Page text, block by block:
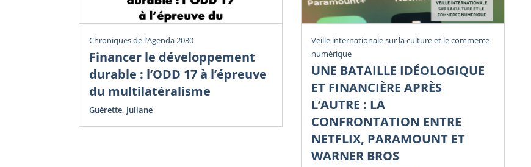
Chroniques de l’Agenda 2030
Financer le développement
durable : l’ODD 17 à l’épreuve
du multilatéralisme
Guérette, Juliane
Veille internationale sur la culture et le commerce
numérique
UNE BATAILLE IDÉOLOGIQUE
ET FINANCIÈRE APRÈS
L’AUTRE : LA
CONFRONTATION ENTRE
NETFLIX, PARAMOUNT ET
WARNER BROS